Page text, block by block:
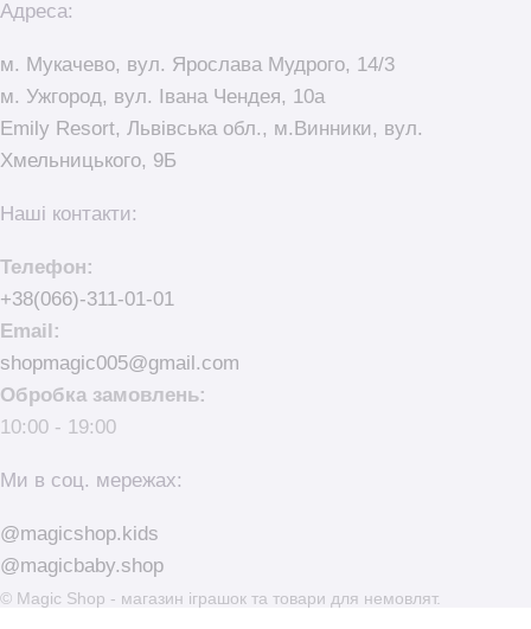
Адреса:
м. Мукачево, вул. Ярослава Мудрого, 14/3
м. Ужгород, вул. Івана Чендея, 10а
Emily Resort, Львівська обл., м.Винники, вул.
Хмельницького, 9Б
Наші контакти:
Телефон:
+38(066)-311-01-01
Email:
shopmagic005@gmail.com
Обробка замовлень:
10:00 - 19:00
Ми в соц. мережах:
@magicshop.kids
@magicbaby.shop
© Magic Shop - магазин іграшок та товари для немовлят.